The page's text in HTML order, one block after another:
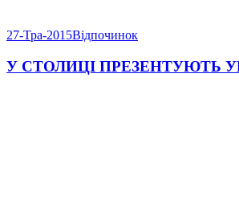
27-Тра-2015Відпочинок
У СТОЛИЦІ ПРЕЗЕНТУЮТЬ